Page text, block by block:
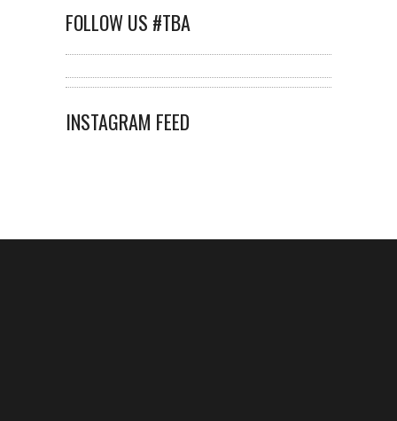
FOLLOW US #TBA
INSTAGRAM FEED